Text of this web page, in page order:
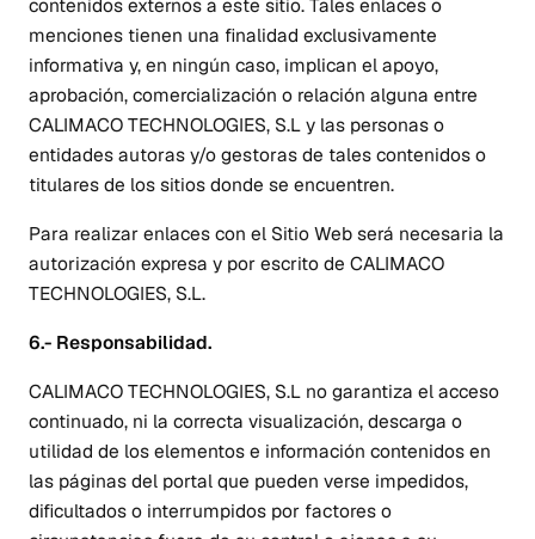
contenidos externos a este sitio. Tales enlaces o
menciones tienen una finalidad exclusivamente
informativa y, en ningún caso, implican el apoyo,
aprobación, comercialización o relación alguna entre
CALIMACO TECHNOLOGIES, S.L y las personas o
entidades autoras y/o gestoras de tales contenidos o
titulares de los sitios donde se encuentren.
Para realizar enlaces con el Sitio Web será necesaria la
autorización expresa y por escrito de CALIMACO
TECHNOLOGIES, S.L.
6.- Responsabilidad.
CALIMACO TECHNOLOGIES, S.L no garantiza el acceso
continuado, ni la correcta visualización, descarga o
utilidad de los elementos e información contenidos en
las páginas del portal que pueden verse impedidos,
dificultados o interrumpidos por factores o